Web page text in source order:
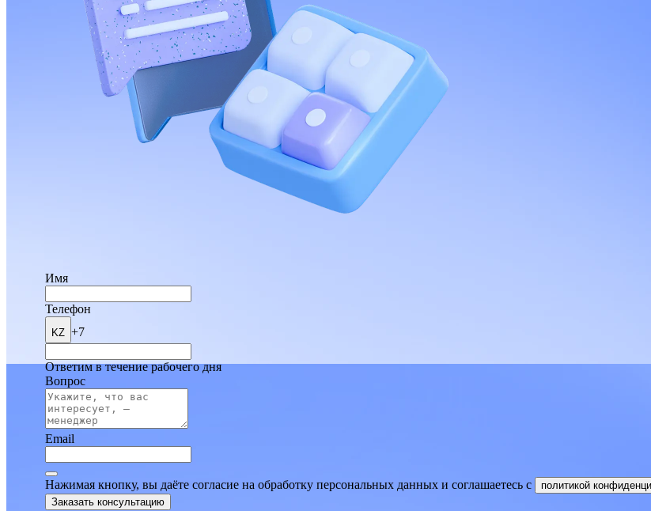
Имя
Телефон
KZ +7
Ответим в течение рабочего дня
Вопрос
Email
Нажимая кнопку, вы даёте согласие на обработку персональных данных и соглашаетесь c
политикой
Заказать консультацию